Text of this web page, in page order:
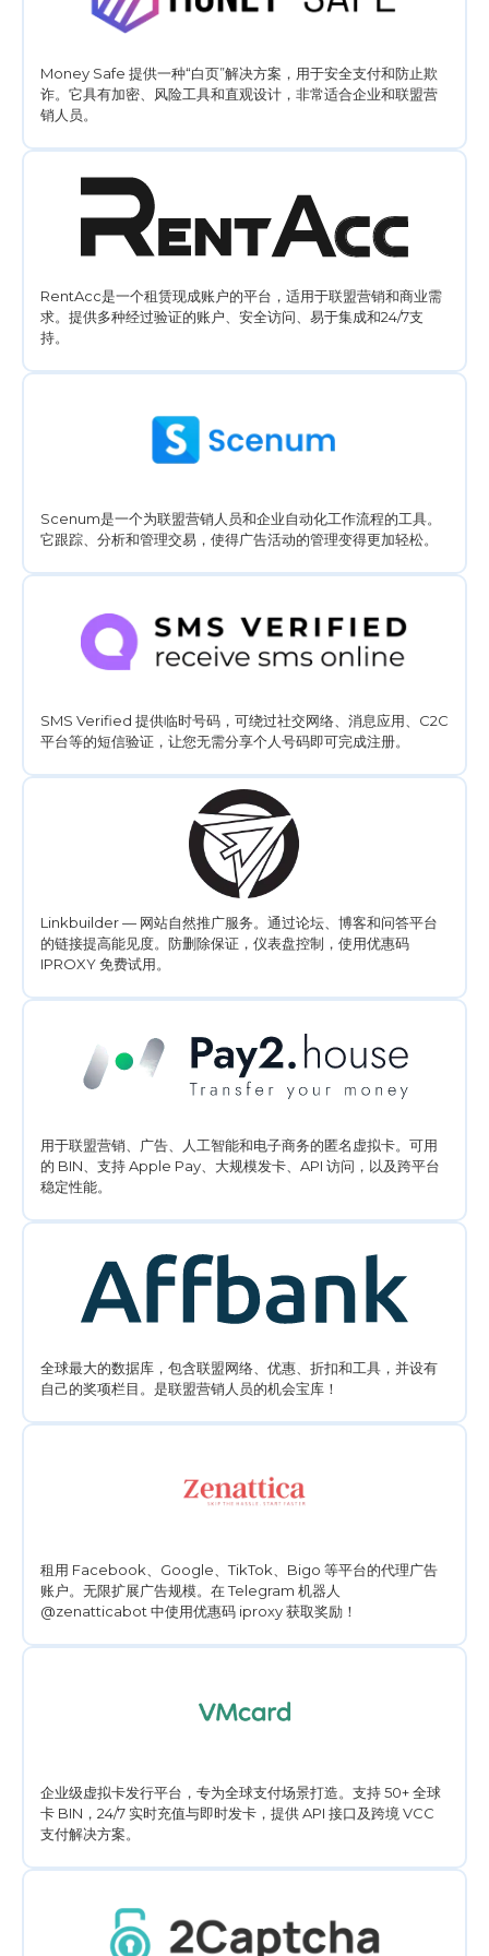
Money Safe 提供一种“白页”解决方案，用于安全支付和防止欺
诈。它具有加密、风险工具和直观设计，非常适合企业和联盟营
销人员。
RentAcc是一个租赁现成账户的平台，适用于联盟营销和商业需
求。提供多种经过验证的账户、安全访问、易于集成和24/7支
持。
Scenum是一个为联盟营销人员和企业自动化工作流程的工具。
它跟踪、分析和管理交易，使得广告活动的管理变得更加轻松。
SMS Verified 提供临时号码，可绕过社交网络、消息应用、C2C
平台等的短信验证，让您无需分享个人号码即可完成注册。
Linkbuilder — 网站自然推广服务。通过论坛、博客和问答平台
的链接提高能见度。防删除保证，仪表盘控制，使用优惠码
IPROXY 免费试用。
用于联盟营销、广告、人工智能和电子商务的匿名虚拟卡。可用
的 BIN、支持 Apple Pay、大规模发卡、API 访问，以及跨平台
稳定性能。
全球最大的数据库，包含联盟网络、优惠、折扣和工具，并设有
自己的奖项栏目。是联盟营销人员的机会宝库！
租用 Facebook、Google、TikTok、Bigo 等平台的代理广告
账户。无限扩展广告规模。在 Telegram 机器人
@zenatticabot 中使用优惠码 iproxy 获取奖励！
企业级虚拟卡发行平台，专为全球支付场景打造。支持 50+ 全球
卡 BIN，24/7 实时充值与即时发卡，提供 API 接口及跨境 VCC
支付解决方案。